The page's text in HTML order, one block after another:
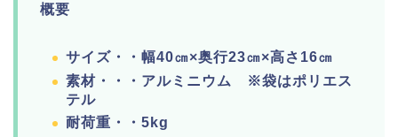
概要
サイズ・・幅40㎝×奥行23㎝×高さ16㎝
素材・・・アルミニウム ※袋はポリエス
テル
耐荷重・・5kg